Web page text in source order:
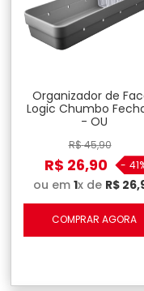
Organizador de
Logic Chumbo
- OU
R$45,90
R$ 26,90 -
ou em 1x de R$ 26,
COMPRAR AGORA